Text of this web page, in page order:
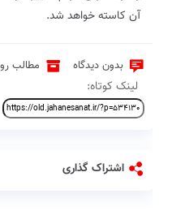
آن کاسته خواهد شد.
بدون دیدگاه مطالب
لینک کوتاه:
اشتراک گذاری